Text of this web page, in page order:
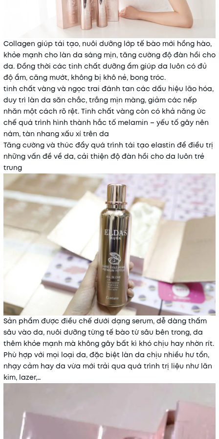
Collagen giúp tái tạo, nuôi dưỡng lớp tế bào mới hồng hào,
khỏe mạnh cho làn da sáng mịn, tăng cường độ đàn hồi cho
da. Đồng thời các tinh chất dưỡng ẩm giúp da luôn có đủ
độ ẩm, căng mướt, không bị khô nẻ, bong tróc.
tinh chất vàng và ngọc trai đánh tan các dấu hiệu lão hóa,
duy trì làn da săn chắc, trắng mịn màng, giảm các nếp
nhăn một cách rõ rệt. Tinh chất vàng còn có khả năng ức
chế quá trình hình thành hắc tố melamin – yếu tố gây nên
nám, tàn nhang xấu xí trên da
Tăng cường và thúc đẩy quá trình tái tạo elastin để điều trị
những vấn đề về da, cải thiện độ đàn hồi cho da luôn trẻ
trung
Sản phẩm được điều chế dưới dạng serum, dễ dàng thấm
sâu vào da, nuôi dưỡng từng tế bào từ sâu bên trong, da
thêm khỏe mạnh mà không gây bất kì khó chịu hay nhờn rít.
Phù hợp với mọi loại da, đặc biệt làn da chịu nhiều hư tổn,
nhạy cảm hay da vừa mới trải qua quá trình trị liệu như lăn
kim, lazer,…